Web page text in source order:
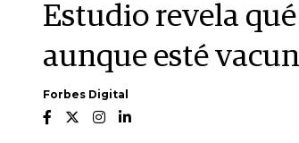
Estudio revela
aunque esté
Forbes Digital